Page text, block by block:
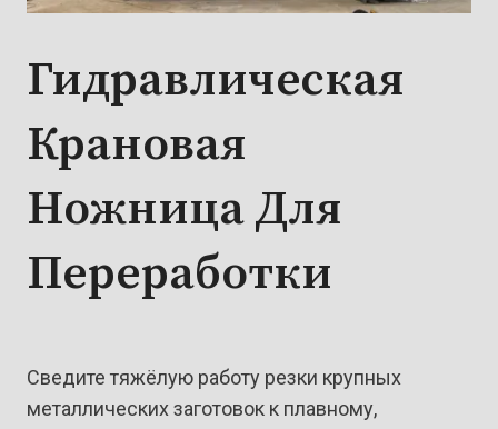
Гидравлическая
Крановая
Ножница Для
Переработки
Сведите тяжёлую работу резки крупных
металлических заготовок к плавному,